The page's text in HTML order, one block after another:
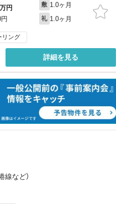
円
敷 1.0ヶ月
礼 1.0ヶ月
リング
詳細を見る
線など）